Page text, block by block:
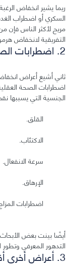
ريما يشير انخفاض
السكري أو اضطراب
مريح لأكثر الناس فإن
التفريقية لانخفاض
2. اضطرابات الصحة العقلية والوظيفة المعرفية:
ثاني أشيع أعراض
اضطرابات الصحة
الجنسية التي يسببها
القلق.
الاكتئاب.
سرعة الانفعال.
الإرهاق.
اضطرابات
أيضًا بينت بعض
التدهور المعرفي
3. أعراض أخرى أقل شيوعًا: